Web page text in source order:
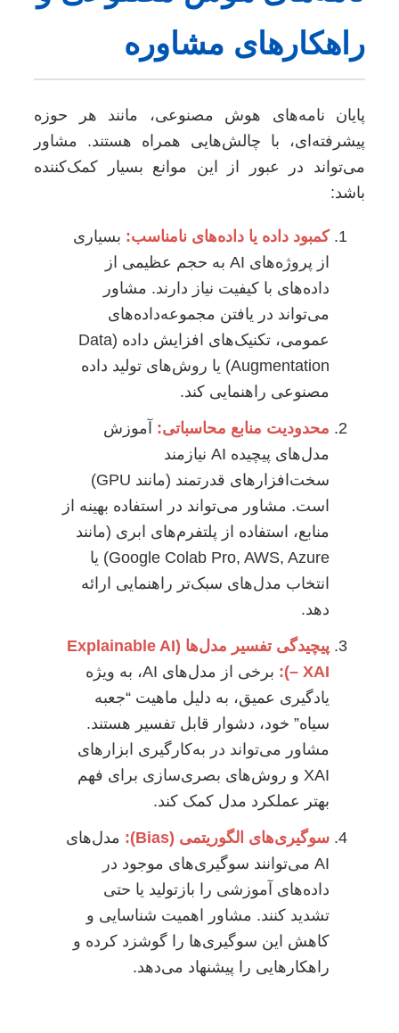
راهکارهای مشاوره
پایان نامه‌های هوش مصنوعی، مانند هر حوزه
پیشرفته‌ای، با چالش‌هایی همراه هستند. مشاور
می‌تواند در عبور از این موانع بسیار کمک‌کننده
باشد:
کمبود داده یا داده‌های نامناسب: بسیاری
از پروژه‌های AI به حجم عظیمی از
داده‌های با کیفیت نیاز دارند. مشاور
می‌تواند در یافتن مجموعه‌داده‌های
عمومی، تکنیک‌های افزایش داده (Data
Augmentation) یا روش‌های تولید داده
مصنوعی راهنمایی کند.
محدودیت منابع محاسباتی: آموزش
مدل‌های پیچیده AI نیازمند
سخت‌افزارهای قدرتمند (مانند GPU)
است. مشاور می‌تواند در استفاده بهینه از
منابع، استفاده از پلتفرم‌های ابری (مانند
Google Colab Pro, AWS, Azure) یا
انتخاب مدل‌های سبک‌تر راهنمایی ارائه
دهد.
پیچیدگی تفسیر مدل‌ها (Explainable AI
– XAI):
برخی از مدل‌های AI، به ویژه
یادگیری عمیق، به دلیل ماهیت “جعبه
سیاه” خود، دشوار قابل تفسیر هستند.
مشاور می‌تواند در به‌کارگیری ابزارهای
XAI و روش‌های بصری‌سازی برای فهم
بهتر عملکرد مدل کمک کند.
سوگیری‌های الگوریتمی (Bias):
مدل‌های
AI می‌توانند سوگیری‌های موجود در
داده‌های آموزشی را بازتولید یا حتی
تشدید کنند. مشاور اهمیت شناسایی و
کاهش این سوگیری‌ها را گوشزد کرده و
راهکارهایی را پیشنهاد می‌دهد.